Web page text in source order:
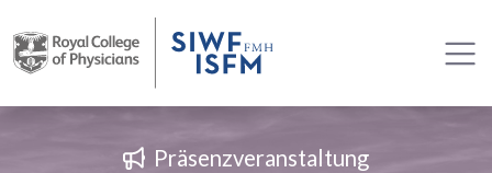
Präsenzveranstaltung